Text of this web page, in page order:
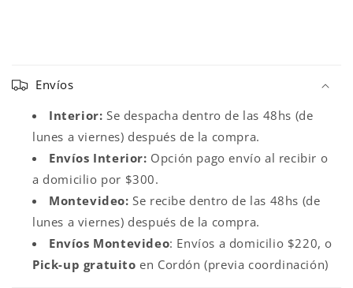
o
n
Envíos
Interior: Se despacha dentro de las 48hs (de
lunes a viernes) después de la compra.
Envíos Interior: Opción pago envío al recibir o
a domicilio por $300.
Montevideo: Se recibe dentro de las 48hs (de
lunes a viernes) después de la compra.
Envíos Montevideo: Envíos a domicilio $220, o
Pick-up gratuito en Cordón (previa coordinación)